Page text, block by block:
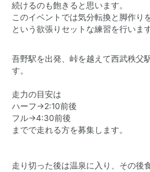
続けるのも飽きると思います。
このイベントでは気分転換と脚作り
という欲張りセットな練習を行いま
吾野駅を出発、峠を越えて西武秩父
す。
走力の目安は
ハーフ→2:10前後
フル→4:30前後
までで走れる方を募集します。
走り切った後は温泉に入り、その後